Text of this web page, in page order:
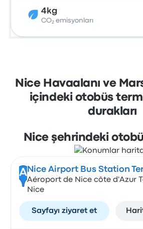
4kg
CO₂ emisyonları
Nice Havaalanı ve
içindeki otobüs
durakları
Nice şehrindeki
A Nice Airport Bus Station
Aéroport de Nice côte d'Azur
Nice
Sayfayı ziyaret et